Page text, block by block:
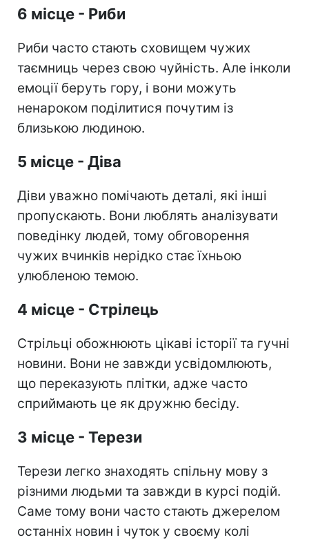
6 місце - Риби
Риби часто стають сховищем чужих
таємниць через свою чуйність. Але інколи
емоції беруть гору, і вони можуть
ненароком поділитися почутим із
близькою людиною.
5 місце - Діва
Діви уважно помічають деталі, які інші
пропускають. Вони люблять аналізувати
поведінку людей, тому обговорення
чужих вчинків нерідко стає їхньою
улюбленою темою.
4 місце - Стрілець
Стрільці обожнюють цікаві історії та гучні
новини. Вони не завжди усвідомлюють,
що переказують плітки, адже часто
сприймають це як дружню бесіду.
3 місце - Терези
Терези легко знаходять спільну мову з
різними людьми та завжди в курсі подій.
Саме тому вони часто стають джерелом
останніх новин і чуток у своєму колі